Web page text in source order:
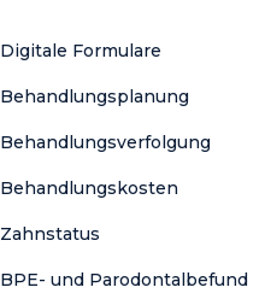
Digitale Formulare
Behandlungsplanung
Behandlungsverfolgung
Behandlungskosten
Zahnstatus
BPE- und Parodontalbefund